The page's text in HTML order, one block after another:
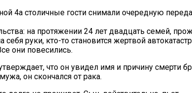
4а столичные гости снимали очередную
на протяжении 24 лет двадцать семей,
руки, кто-то становится жертвой
они повесились.
что он увидел имя и причину смерти
он скончался от рака.